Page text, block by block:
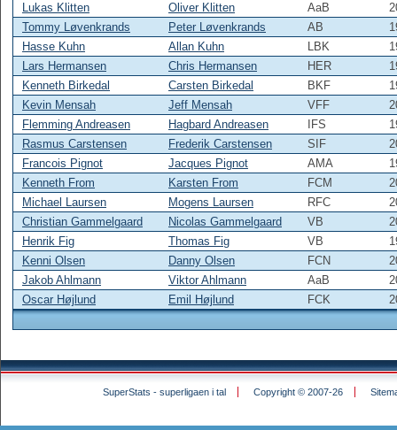
Lukas Klitten
Oliver Klitten AaB
Tommy Løvenkrands
Peter Løvenkrands AB
Hasse Kuhn
Allan Kuhn LBK
Lars Hermansen
Chris Hermansen HER
Kenneth Birkedal
Carsten Birkedal BKF
Kevin Mensah
Jeff Mensah VFF
Flemming Andreasen
Hagbard Andreasen IFS
Rasmus Carstensen
Frederik Carstensen SIF
Francois Pignot
Jacques Pignot AMA
Kenneth From
Karsten From FCM
Michael Laursen
Mogens Laursen RFC
Christian Gammelgaard
Nicolas Gammelgaard VB
Henrik Fig
Thomas Fig VB
Kenni Olsen
Danny Olsen FCN
Jakob Ahlmann
Viktor Ahlmann AaB
Oscar Højlund
Emil Højlund FCK
SuperStats - superligaen i tal Copyright © 2007-26